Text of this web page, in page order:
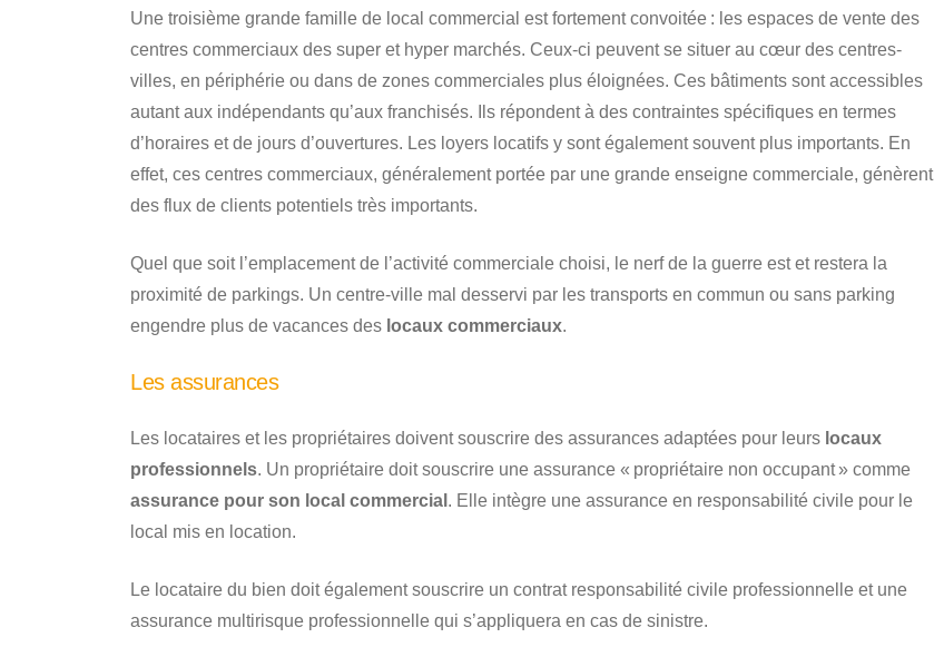
Une troisième grande famille de local commercial est fortement convoitée : les espaces de vente des
centres commerciaux des super et hyper marchés. Ceux-ci peuvent se situer au cœur des centres-
villes, en périphérie ou dans de zones commerciales plus éloignées. Ces bâtiments sont accessibles
autant aux indépendants qu’aux franchisés. Ils répondent à des contraintes spécifiques en termes
d’horaires et de jours d’ouvertures. Les loyers locatifs y sont également souvent plus importants. En
effet, ces centres commerciaux, généralement portée par une grande enseigne commerciale, génèrent
des flux de clients potentiels très importants.
Quel que soit l’emplacement de l’activité commerciale choisi, le nerf de la guerre est et restera la
proximité de parkings. Un centre-ville mal desservi par les transports en commun ou sans parking
engendre plus de vacances des locaux commerciaux.
Les assurances
Les locataires et les propriétaires doivent souscrire des assurances adaptées pour leurs locaux
professionnels. Un propriétaire doit souscrire une assurance « propriétaire non occupant » comme
assurance pour son local commercial . Elle intègre une assurance en responsabilité civile pour le
local mis en location.
Le locataire du bien doit également souscrire un contrat responsabilité civile professionnelle et une
assurance multirisque professionnelle qui s’appliquera en cas de sinistre.